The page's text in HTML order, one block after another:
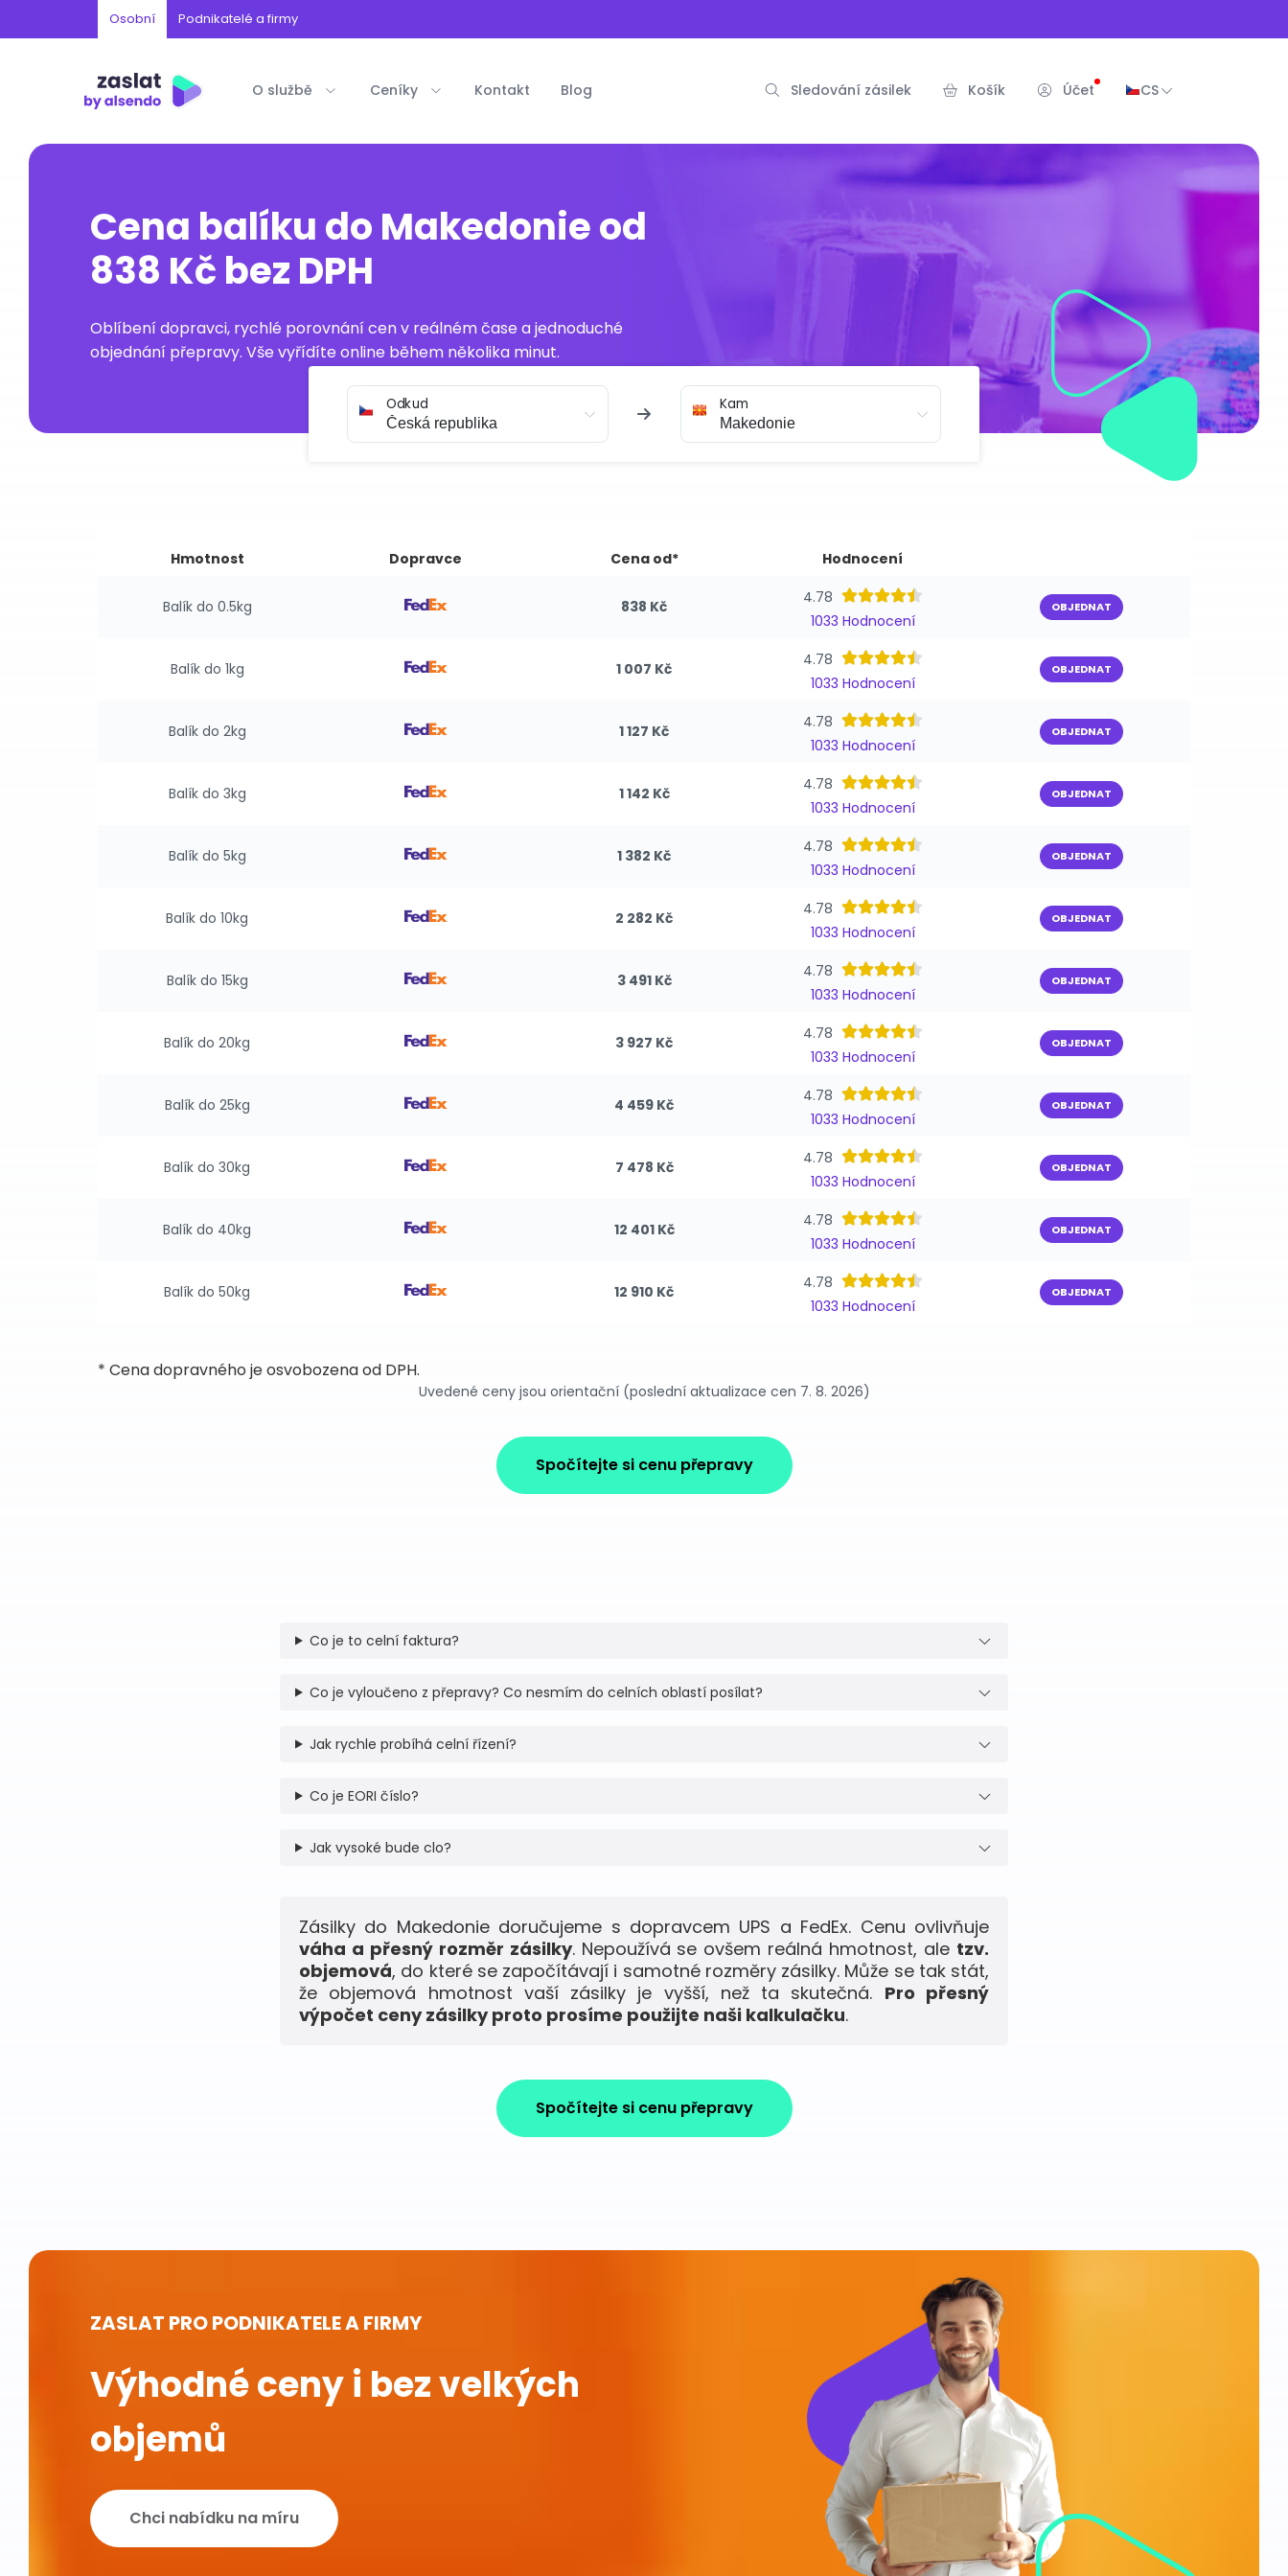
Osobní Podnikatelé a firmy
O službě Ceníky Kontakt Blog Sledování zásilek Košík Účet CS
Cena balíku do Makedonie od
838 Kč bez DPH
Oblíbení dopravci, rychlé porovnání cen v reálném čase a jednoduché
objednání přepravy. Vše vyřídíte online během několika minut.
Odkud Kam
Hmotnost Dopravce Cena od* Hodnocení
Balík do 0.5kg 838 Kč
4.78
1033 Hodnocení
OBJEDNAT
Balík do 1kg 1 007 Kč
4.78
1033 Hodnocení
OBJEDNAT
Balík do 2kg 1 127 Kč
4.78
1033 Hodnocení
OBJEDNAT
Balík do 3kg 1 142 Kč
4.78
1033 Hodnocení
OBJEDNAT
Balík do 5kg 1 382 Kč
4.78
1033 Hodnocení
OBJEDNAT
Balík do 10kg 2 282 Kč
4.78
1033 Hodnocení
OBJEDNAT
Balík do 15kg 3 491 Kč
4.78
1033 Hodnocení
OBJEDNAT
Balík do 20kg 3 927 Kč
4.78
1033 Hodnocení
OBJEDNAT
Balík do 25kg 4 459 Kč
4.78
1033 Hodnocení
OBJEDNAT
Balík do 30kg 7 478 Kč
4.78
1033 Hodnocení
OBJEDNAT
Balík do 40kg 12 401 Kč
4.78
1033 Hodnocení
OBJEDNAT
Balík do 50kg 12 910 Kč
4.78
1033 Hodnocení
OBJEDNAT
* Cena dopravného je osvobozena od DPH.
Uvedené ceny jsou orientační (poslední aktualizace cen 7. 8. 2026)
Spočítejte si cenu přepravy
Co je to celní faktura?
Co je vyloučeno z přepravy? Co nesmím do celních oblastí posílat?
Jak rychle probíhá celní řízení?
Co je EORI číslo?
Jak vysoké bude clo?
Zásilky do Makedonie doručujeme s dopravcem UPS a FedEx. Cenu ovlivňuje
váha a přesný rozměr zásilky. Nepoužívá se ovšem reálná hmotnost, ale tzv.
objemová, do které se započítávají i samotné rozměry zásilky. Může se tak stát,
že objemová hmotnost vaší zásilky je vyšší, než ta skutečná. Pro přesný
výpočet ceny zásilky proto prosíme použijte naši kalkulačku.
Spočítejte si cenu přepravy
ZASLAT PRO PODNIKATELE A FIRMY
Výhodné ceny i bez velkých
objemů
Chci nabídku na míru